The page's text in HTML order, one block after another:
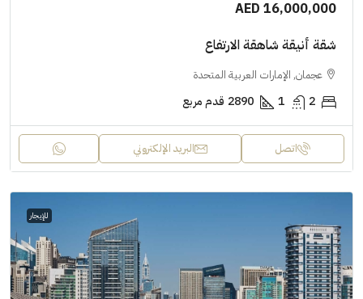
AED 16,000,000
شقة أنيقة شاهقة الارتفاع
عجمان, الإمارات العربية المتحدة
2
1
2890 قدم مربع
اتصل البريد الإلكتروني
للإيجار